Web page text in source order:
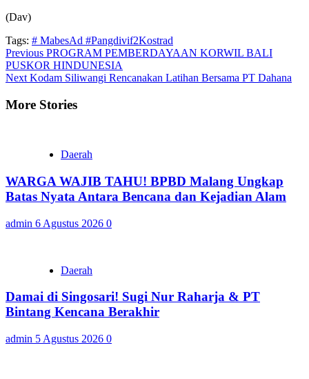
(Dav)
Tags: # MabesAd #Pangdivif2Kostrad
Continue
Reading
Previous PROGRAM PEMBERDAYAAN KORWIL BALI
PUSKOR HINDUNESIA
Next Kodam Siliwangi Rencanakan Latihan Bersama PT Dahana
More Stories
Daerah
WARGA WAJIB TAHU! BPBD Malang Ungkap
Batas Nyata Antara Bencana dan Kejadian Alam
admin 6 Agustus 2026 0
Daerah
Damai di Singosari! Sugi Nur Raharja & PT
Bintang Kencana Berakhir
admin 5 Agustus 2026 0